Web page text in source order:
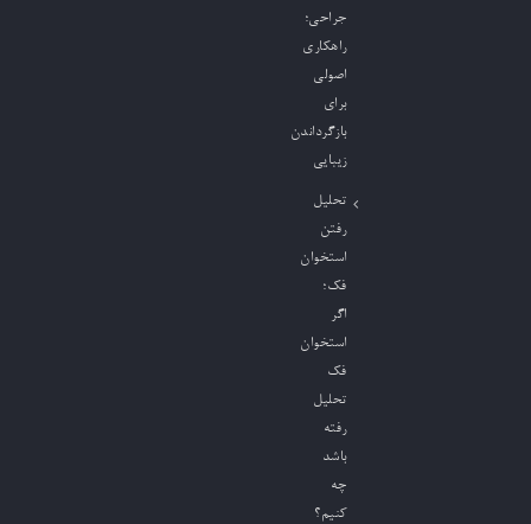
جراحی؛
راهکاری
اصولی
برای
بازگرداندن
زیبایی
تحلیل
رفتن
استخوان
فک؛
اگر
استخوان
فک
تحلیل
رفته
باشد
چه
کنیم؟